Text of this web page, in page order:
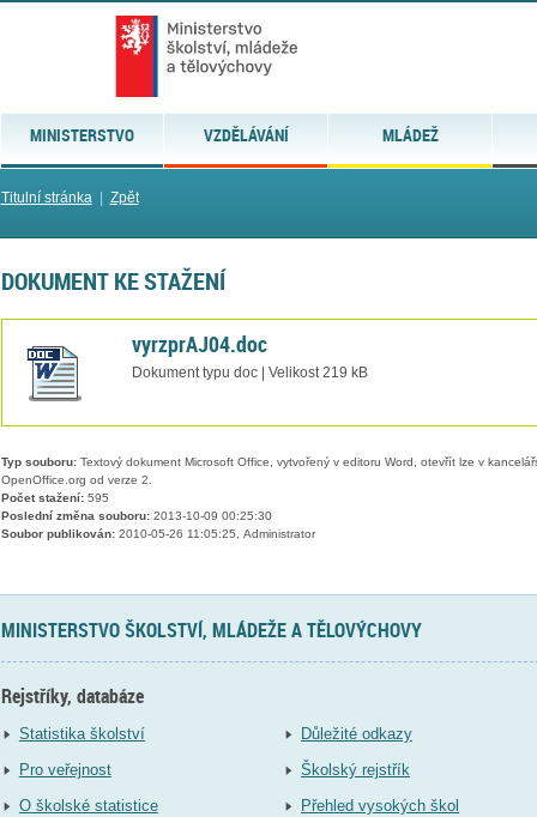
MINISTERSTVO VZDĚLÁVÁNÍ MLÁDEŽ
Titulní stránka| Zpět
DOKUMENT KE STAŽENÍ
vyrzprAJ04.doc
Dokument typu doc | Velikost 219 kB
Typ souboru:Textový dokument Microsoft Office, vytvořený v editoru Word, otevřít lze v
OpenOffice.org od verze 2.
Počet stažení:595
Poslední změna souboru:2013-10-09 00:25:30
Soubor publikován:2010-05-26 11:05:25, Administrator
MINISTERSTVO ŠKOLSTVÍ, MLÁDEŽE A TĚLOVÝCHOVY
Rejstříky, databáze
Statistika školství
Pro veřejnost
O školské statistice
Důležité odkazy
Školský rejstřík
Přehled vysokých škol